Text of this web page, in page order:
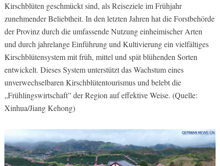
Kirschblüten geschmückt sind, als Reiseziele im Frühjahr
zunehmender Beliebtheit. In den letzten Jahren hat die Forstbehörde
der Provinz durch die umfassende Nutzung einheimischer Arten
und durch jahrelange Einführung und Kultivierung ein vielfältiges
Kirschblütensystem mit früh, mittel und spät blühenden Sorten
entwickelt. Dieses System unterstützt das Wachstum eines
unverwechselbaren Kirschblütentourismus und belebt die
„Frühlingswirtschaft” der Region auf effektive Weise. (Quelle:
Xinhua/Jiang Kehong)